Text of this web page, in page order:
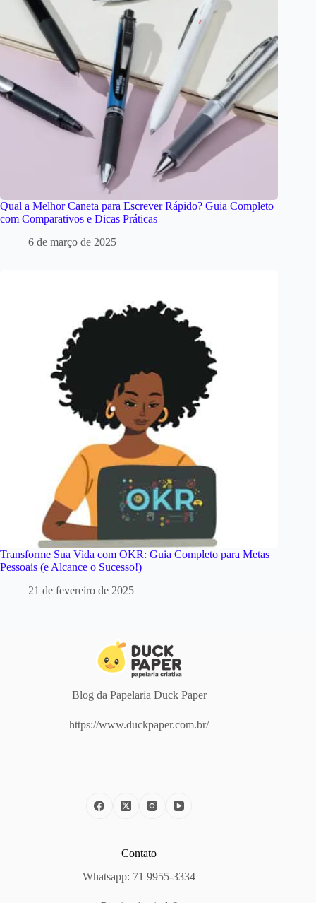
Qual a Melhor Caneta para Escrever Rápido? Guia Completo
com Comparativos e Dicas Práticas
6 de março de 2025
Transforme Sua Vida com OKR: Guia Completo para Metas
Pessoais (e Alcance o Sucesso!)
21 de fevereiro de 2025
Blog da Papelaria Duck Paper
https://www.duckpaper.com.br/
Contato
Whatsapp: 71 9955-3334